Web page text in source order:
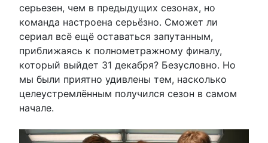
серьезен, чем в предыдущих сезонах, но
команда настроена серьёзно. Сможет ли
сериал всё ещё оставаться запутанным,
приближаясь к полнометражному финалу,
который выйдет 31 декабря? Безусловно. Но
мы были приятно удивлены тем, насколько
целеустремлённым получился сезон в самом
начале.